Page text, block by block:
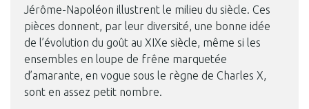
Jérôme-Napoléon illustrent le milieu du siècle. Ces
pièces donnent, par leur diversité, une bonne idée
de l’évolution du goût au XIXe siècle, même si les
ensembles en loupe de frêne marquetée
d’amarante, en vogue sous le règne de Charles X,
sont en assez petit nombre.